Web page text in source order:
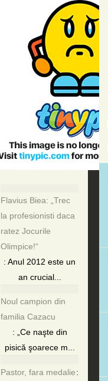
Flavius Biea: „Trec
la profesionisti daca
ratez Jocurile
Olimpice!“
: Anul 2012 este un
an crucial...
Noul campion din
familia Cazacu
: „Ce naşte din
pisică şoarece m...
Pastor, fara medalie: